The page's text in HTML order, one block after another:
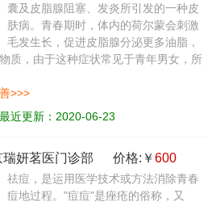
囊及皮脂腺阻塞、发炎所引发的一种皮
肤病。青春期时，体内的荷尔蒙会刺激
毛发生长，促进皮脂腺分泌更多油脂，
质，由于这种症状常见于青年男女，所
>>>
最近更新：2020-06-23
瑞妍茗医门诊部 价格:￥600
祛痘，是运用医学技术或方法消除青春
痘地过程。"痘痘"是痤疮的俗称，又